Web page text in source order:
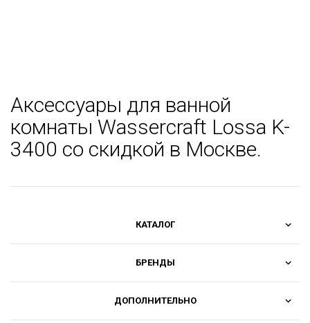
Аксессуары для ванной
комнаты Wassercraft Lossa K-
3400 со скидкой в Москве.
КАТАЛОГ
БРЕНДЫ
ДОПОЛНИТЕЛЬНО